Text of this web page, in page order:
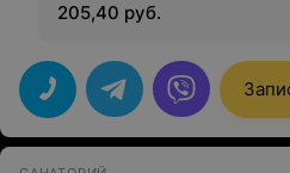
205,40 руб.